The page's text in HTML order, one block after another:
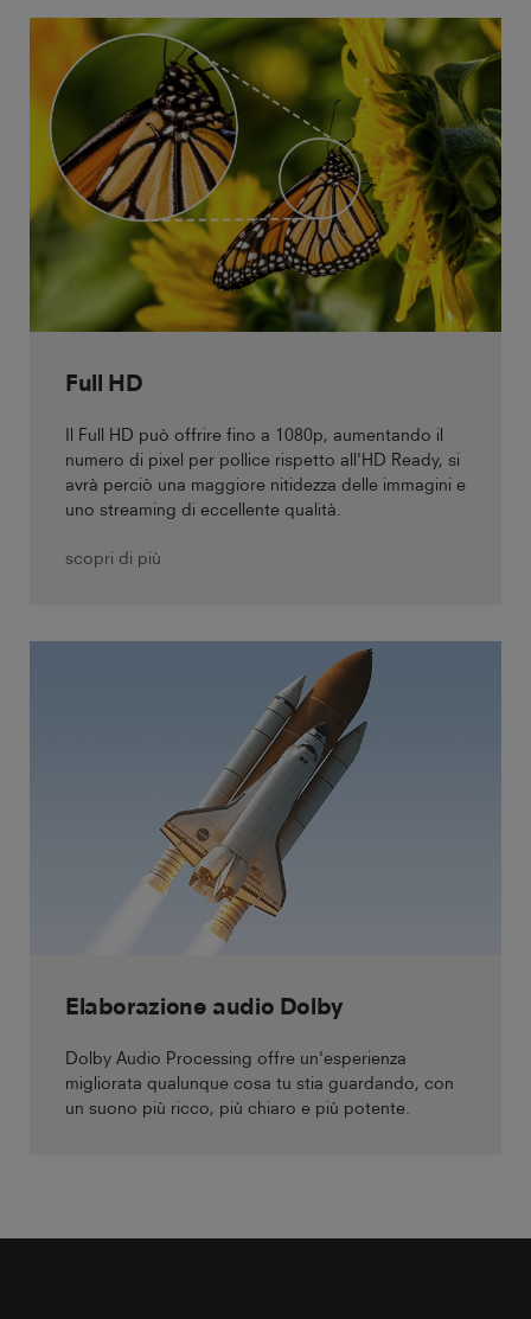
Full HD
Il Full HD può offrire fino a 1080p, aumentando il
numero di pixel per pollice rispetto all'HD Ready, si
avrà perciò una maggiore nitidezza delle immagini e
uno streaming di eccellente qualità.
scopri di più
Elaborazione audio Dolby
Dolby Audio Processing offre un'esperienza
migliorata qualunque cosa tu stia guardando, con
un suono più ricco, più chiaro e più potente.